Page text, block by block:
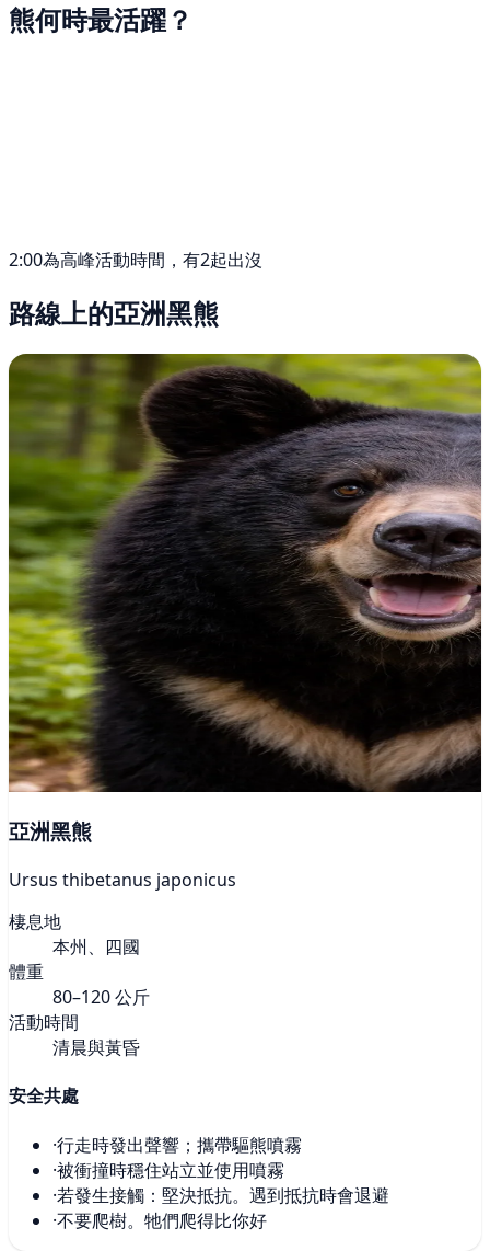
熊何時最活躍？
2:00為高峰活動時間，有2起出沒
路線上的亞洲黑熊
亞洲黑熊
Ursus thibetanus japonicus
棲息地
本州、四國
體重
80–120 公斤
活動時間
清晨與黃昏
安全共處
·行走時發出聲響；攜帶驅熊噴霧
·被衝撞時穩住站立並使用噴霧
·若發生接觸：堅決抵抗。遇到抵抗時會退避
·不要爬樹。牠們爬得比你好